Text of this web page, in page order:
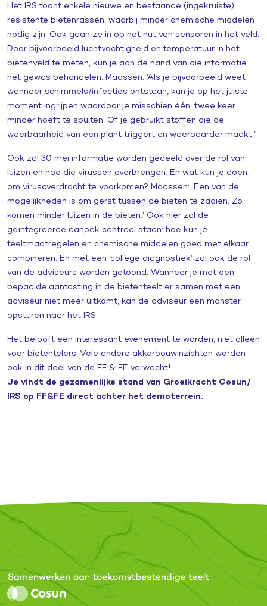
Het IRS toont enkele nieuwe en bestaande (ingekruiste)
resistente bietenrassen, waarbij minder chemische middelen
nodig zijn. Ook gaan ze in op het nut van sensoren in het veld.
Door bijvoorbeeld luchtvochtigheid en temperatuur in het
bietenveld te meten, kun je aan de hand van die informatie
het gewas behandelen. Maassen: ‘Als je bijvoorbeeld weet
wanneer schimmels/infecties ontstaan, kun je op het juiste
moment ingrijpen waardoor je misschien één, twee keer
minder hoeft te spuiten. Of je gebruikt stoffen die de
weerbaarheid van een plant triggert en weerbaarder maakt.’
Ook zal 30 mei informatie worden gedeeld over de rol van
luizen en hoe die virussen overbrengen. En wat kun je doen
om virusoverdracht te voorkomen? Maassen: ‘Een van de
mogelijkheden is om gerst tussen de bieten te zaaien. Zo
komen minder luizen in de bieten.’ Ook hier zal de
geïntegreerde aanpak centraal staan: hoe kun je
teeltmaatregelen en chemische middelen goed met elkaar
combineren. En met een ‘college diagnostiek’ zal ook de rol
van de adviseurs worden getoond. Wanneer je met een
bepaalde aantasting in de bietenteelt er samen met een
adviseur niet meer uitkomt, kan de adviseur een monster
opsturen naar het IRS.
Het belooft een interessant evenement te worden, niet alleen
voor bietentelers. Vele andere akkerbouwinzichten worden
ook in dit deel van de FF & FE verwacht!
Je vindt de gezamenlijke stand van Groeikracht Cosun/
IRS op FF&FE direct achter het demoterrein.